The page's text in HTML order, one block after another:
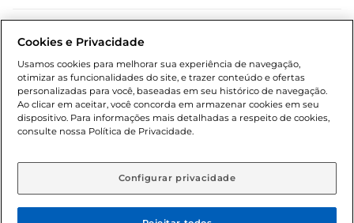
Dúvidas frequentes (FAQ)
Política de troca e devolução
Política de entrega
Cookies e Privacidade
Usamos cookies para melhorar sua experiência de navegação,
otimizar as funcionalidades do site, e trazer conteúdo e ofertas
personalizadas para você, baseadas em seu histórico de navegação.
Ao clicar em aceitar, você concorda em armazenar cookies em seu
dispositivo. Para informações mais detalhadas a respeito de cookies,
consulte nossa Política de Privacidade.
Configurar privacidade